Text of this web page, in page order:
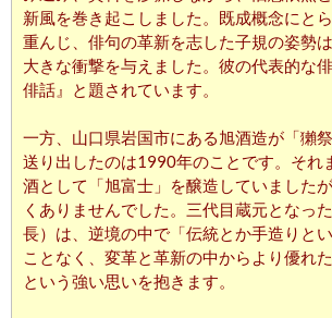
新風を巻き起こしました。既成概念にと
重んじ、俳句の革新を志した子規の姿勢
大きな衝撃を与えました。彼の代表的な
俳話』と題されています。
一方、山口県岩国市にある旭酒造が「獺
送り出したのは1990年のことです。それ
酒として「旭富士」を醸造していました
くありませんでした。三代目蔵元となっ
長）は、逆境の中で「伝統とか手造りと
ことなく、変革と革新の中からより優れ
という強い思いを抱きます。